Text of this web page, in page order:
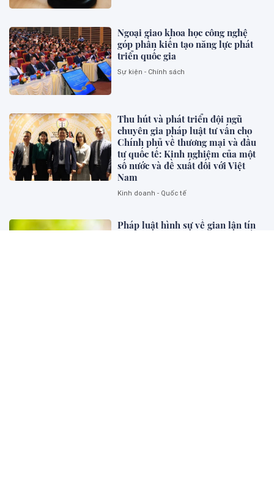
Ngoại giao khoa học công nghệ
góp phần kiến tạo năng lực phát
triển quốc gia
Sự kiện - Chính sách
Thu hút và phát triển đội ngũ
chuyên gia pháp luật tư vấn cho
Chính phủ về thương mại và đầu
tư quốc tế: Kinh nghiệm của một
số nước và đề xuất đối với Việt
Nam
Kinh doanh - Quốc tế
Pháp luật hình sự về gian lận tín